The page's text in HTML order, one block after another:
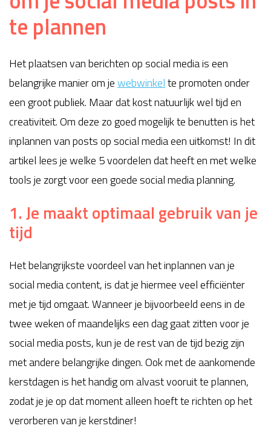
te plannen
Het plaatsen van berichten op social media is een
belangrijke manier om jewebwinkelte promoten onder
een groot publiek. Maar dat kost natuurlijk wel tijd en
creativiteit. Om deze zo goed mogelijk te benutten is het
inplannen van posts op social media een uitkomst! In dit
artikel lees je welke 5 voordelen dat heeft en met welke
tools je zorgt voor een goede social media planning.
1. Je maakt optimaal gebruik van je
tijd
Het belangrijkste voordeel van het inplannen van je
social media content, is dat je hiermee veel efficiënter
met je tijd omgaat. Wanneer je bijvoorbeeld eens in de
twee weken of maandelijks een dag gaat zitten voor je
social media posts, kun je de rest van de tijd bezig zijn
met andere belangrijke dingen. Ook met de aankomende
kerstdagen is het handig om alvast vooruit te plannen,
zodat je je op dat moment alleen hoeft te richten op het
verorberen van je kerstdiner!